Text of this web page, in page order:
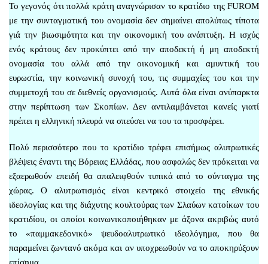
Το γεγονός ότι πολλά κράτη αναγνώρισαν το κρατίδιο της FUROM
με την συνταγματική του ονομασία δεν σημαίνει απολύτως τίποτα
γιά την βιωσιμότητα και την οικονομική του ανάπτυξη. Η ισχύς
ενός κράτους δεν προκύπτει από την αποδεκτή ή μη αποδεκτή
ονομασία του αλλά από την οικονομική και αμυντική του
ευρωστία, την κοινωνική συνοχή του, τις συμμαχίες του και την
συμμετοχή του σε διεθνείς οργανισμούς. Αυτά όλα είναι ανύπαρκτα
στην περίπτωση των Σκοπίων. Δεν αντιλαμβάνεται κανείς γιατί
πρέπει η ελληνική πλευρά να σπεύσει να του τα προσφέρει.
Πολύ περισσότερο που το κρατίδιο τρέφει επισήμως αλυτρωτικές
βλέψεις έναντι της Βόρειας Ελλάδας, που ασφαλώς δεν πρόκειται να
εξαερωθούν επειδή θα απαλειφθούν τυπικά από το σύνταγμα της
χώρας. Ο αλυτρωτισμός είναι κεντρικό στοιχείο της εθνικής
ιδεολογίας και της διάχυτης κουλτούρας των Σλαύων κατοίκων του
κρατιδίου, οι οποίοι κοινωνικοποιήθηκαν με άξονα ακριβώς αυτό
το «παμμακεδονικό» ψευδοαλυτρωτικό ιδεολόγημα, που θα
παραμείνει ζωντανό ακόμα και αν υποχρεωθούν να το αποκηρύξουν